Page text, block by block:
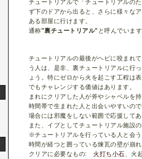
チュートリアルで「チュートリアルの
ず下のドアから出ると、さらに様々な
ある部屋に行けます。
通称"裏チュートリアル" と呼んでいます
チュートリアルの最後がヘビに咬まれ
う人は、是非、裏チュートリアルに行
ょう。特にゼロから火を起こす工程は
でもチャレンジする価値はあります。
まれにクリアした人が斧やシャベルを
時間帯で生まれた人と出会いやすいの
場合には邪魔をしない範囲で応援してあ
また、イブとしてチュートリアル施設
※チュートリアルを行っている人と会
時間が経つと囲っている煉瓦の壁が崩
クリアに必要なもの: 火打ち小石 、火